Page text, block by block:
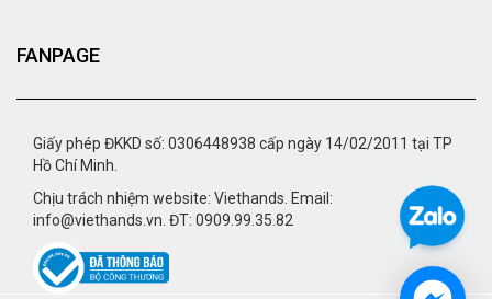
FANPAGE
Giấy phép ĐKKD số: 0306448938 cấp ngày 14/02/2011 tại TP
Hồ Chí Minh.
Chịu trách nhiệm website: Viethands. Email:
info@viethands.vn. ĐT: 0909.99.35.82